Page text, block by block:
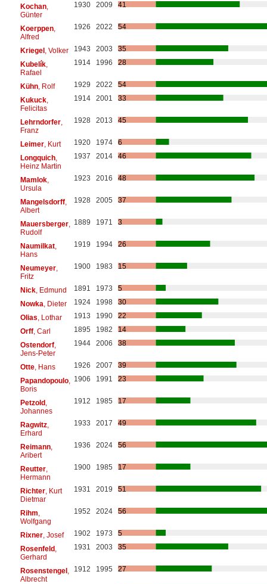
Kochan,
Günter
1930 2009 41
Koerppen,
Alfred
1926 2022 54
Kriegel, Volker 1943 2003
35
Kubelík,
Rafael
1914 1996 28
Kühn, Rolf 1929 2022
54
Kukuck,
Felicitas
1914 2001 33
Lehrndorfer,
Franz
1928 2013 45
Leimer, Kurt 1920 1974
6
Longquich,
Heinz Martin
1937 2014 46
Mamlok,
Ursula
1923 2016 48
Mangelsdorff,
Albert
1928 2005 37
Mauersberger,
Rudolf
1889 1971 3
Naumilkat,
Hans
1919 1994 26
Neumeyer,
Fritz
1900 1983 15
Nick, Edmund 1891 1973
5
Nowka , Dieter 1924 1998
30
Olias , Lothar 1913 1990
22
Orff, Carl 1895 1982
14
Ostendorf,
Jens-Peter
1944 2006 38
Otte, Hans 1926 2007
39
Papandopoulo,
Boris
1906 1991 23
Petzold,
Johannes
1912 1985 17
Ragwitz,
Erhard
1933 2017 49
Reimann,
Aribert
1936 2024 56
Reutter,
Hermann
1900 1985 17
Richter, Kurt
Dietmar
1931 2019 51
Rihm
Wolfgang
1952 2024 56
Rixner, Josef 1902 1973
5
Rosenfeld,
Gerhard
1931 2003 35
Rosenstengel,
Albrecht
1912 1995 27